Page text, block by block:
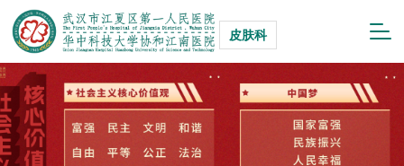
皮肤科